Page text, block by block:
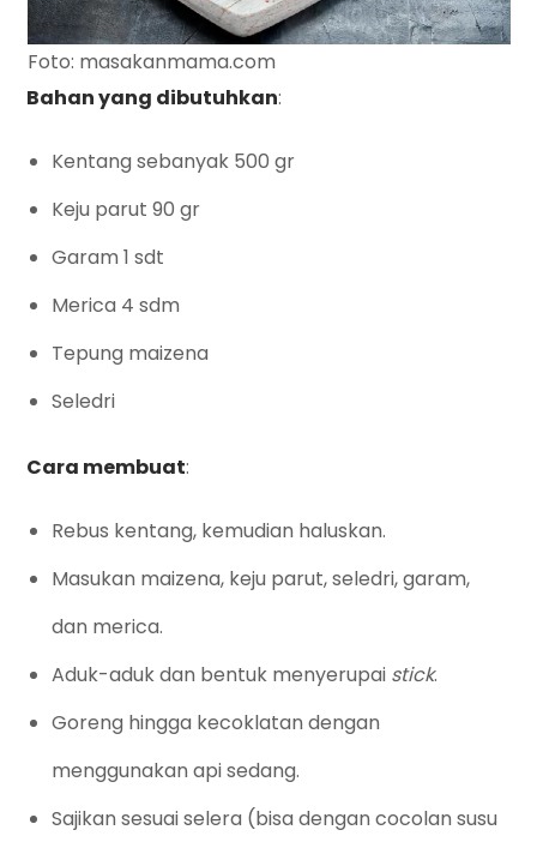
Foto: masakanmama.com
Bahan yang dibutuhkan:
Kentang sebanyak 500 gr
Keju parut 90 gr
Garam 1 sdt
Merica 4 sdm
Tepung maizena
Seledri
Cara membuat:
Rebus kentang, kemudian haluskan.
Masukan maizena, keju parut, seledri, garam,
dan merica.
Aduk-aduk dan bentuk menyerupai stick.
Goreng hingga kecoklatan dengan
menggunakan api sedang.
Sajikan sesuai selera (bisa dengan cocolan susu